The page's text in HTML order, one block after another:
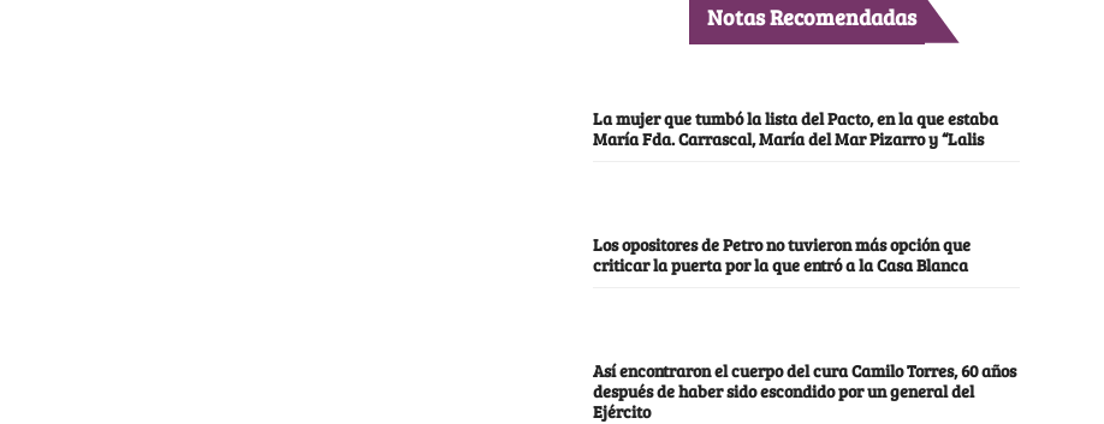
Notas Recomendadas
La mujer que tumbó la lista del Pacto, en la que estaba
María Fda. Carrascal, María del Mar Pizarro y “Lalis
Los opositores de Petro no tuvieron más opción que
criticar la puerta por la que entró a la Casa Blanca
Así encontraron el cuerpo del cura Camilo Torres, 60 años
después de haber sido escondido por un general del
Ejército